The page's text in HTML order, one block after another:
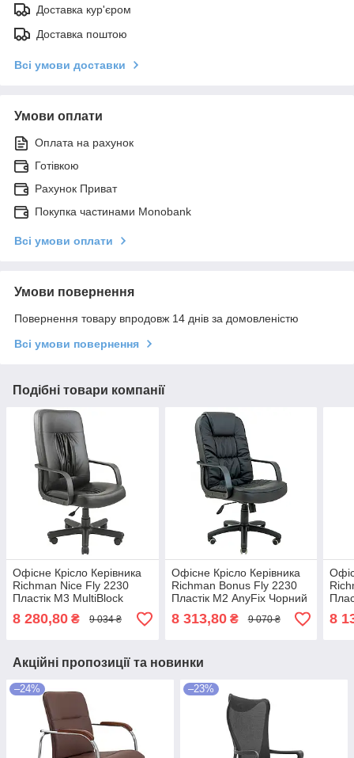
Доставка кур'єром
Доставка поштою
Всі умови доставки
Умови оплати
Оплата на рахунок
Готівкою
Рахунок Приват
Покупка частинами Monobank
Всі умови оплати
Умови повернення
Повернення товару впродовж 14 днів за домовленістю
Всі умови повернення
Подібні товари компанії
Офісне Крісло Керівника
Richman Nice Fly 2230
Пластік М3 MultiBlock
Чорний
8 280,80 ₴ 9 034 ₴
Офісне Крісло Керівника
Richman Bonus Fly 2230
Пластік М2 AnyFix Чорний
8 313,80₴ 9 070 ₴ 8
Акційні пропозиції та новинки
–24% –23%